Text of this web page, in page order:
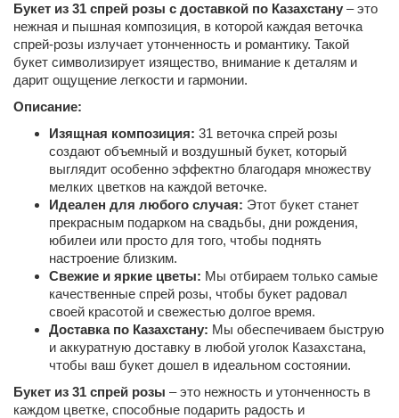
Букет из 31 спрей розы с доставкой по Казахстану – это
нежная и пышная композиция, в которой каждая веточка
спрей-розы излучает утонченность и романтику. Такой
букет символизирует изящество, внимание к деталям и
дарит ощущение легкости и гармонии.
Описание:
Изящная композиция: 31 веточка спрей розы
создают объемный и воздушный букет, который
выглядит особенно эффектно благодаря множеству
мелких цветков на каждой веточке.
Идеален для любого случая: Этот букет станет
прекрасным подарком на свадьбы, дни рождения,
юбилеи или просто для того, чтобы поднять
настроение близким.
Свежие и яркие цветы: Мы отбираем только самые
качественные спрей розы, чтобы букет радовал
своей красотой и свежестью долгое время.
Доставка по Казахстану: Мы обеспечиваем быструю
и аккуратную доставку в любой уголок Казахстана,
чтобы ваш букет дошел в идеальном состоянии.
Букет из 31 спрей розы – это нежность и утонченность в
каждом цветке, способные подарить радость и